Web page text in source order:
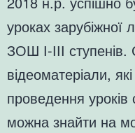
уроках зарубіжної
ЗОШ І-ІІІ ступенів.
відеоматеріали,
проведення
можна знайти на